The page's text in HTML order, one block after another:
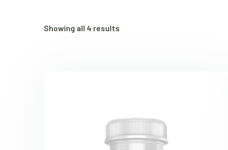
Showing all 4 results